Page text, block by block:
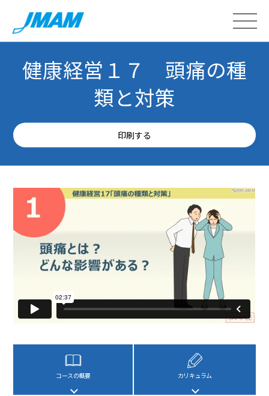
健康経営１７ 頭痛の種
類と対策
印刷する
コースの概要 カリキュラム